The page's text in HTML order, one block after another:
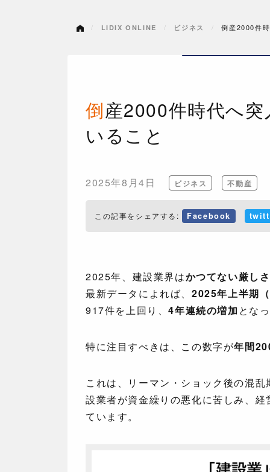
LIDIX ONLINE ビジネス 倒産2000件
倒産2000件時代へ突入？建設業界で今、おきて
いること
2025年8月4日 ビジネス 不動産
この記事をシェアする: Facebook
2025年、建設業界はかつてない厳しさ
最新データによれば、 2025年上半期
917件を上回り、4年連続の増加 とな
特に注目すべきは、この数字が年間
これは、リーマン・ショック後の混乱
設業者が資金繰りの悪化に苦しみ、
ています。